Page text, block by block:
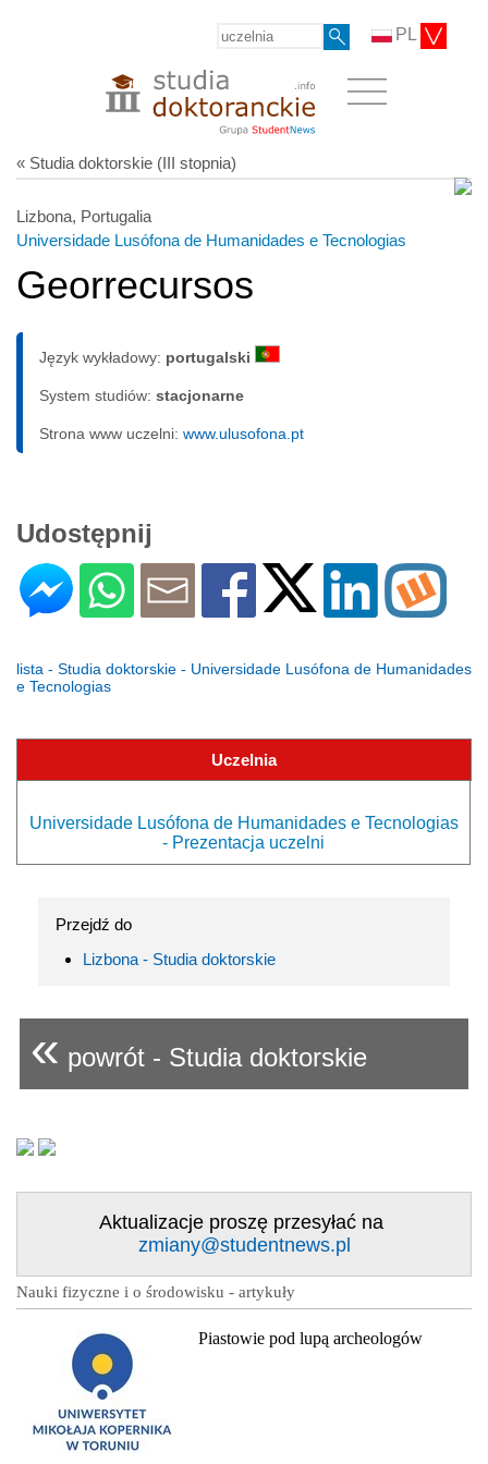
PL
« Studia doktorskie (III stopnia)
Lizbona, Portugalia
Universidade Lusófona de Humanidades e Tecnologias
Georrecursos
Język wykładowy: portugalski
System studiów: sta­cjo­nar­ne
Strona www uczelni: www.ulusofona.pt
Udostępnij
lista - Studia doktorskie - Universidade Lusófona de Humanidades
e Tecnologias
Uczelnia
Universidade Lusófona de Humanidades e Tecnologias
- Prezentacja uczelni
Przejdź do
Lizbona - Studia doktorskie
« powrót - Studia doktorskie
Aktualizacje proszę przesyłać na
zmiany@studentnews.pl
Nauki fizyczne i o środowisku - artykuły
Piastowie pod lupą archeologów